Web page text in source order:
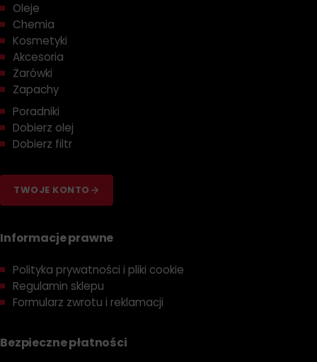
Oleje
Chemia
Kosmetyki
Akcesoria
Żarówki
Zapachy
Poradniki
Dobierz olej
Dobierz filtr
TWOJE KONTO
Informacje prawne
Polityka prywatności i pliki cookie
Regulamin sklepu
Formularz zwrotu i reklamacji
Bezpieczne płatności